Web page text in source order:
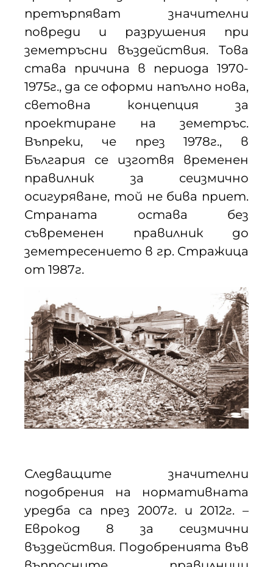
претърпяват значителни
повреди и разрушения при
земетръсни въздействия. Това
става причина в периода 1970-
1975г., да се оформи напълно нова,
световна концепция за
проектиране на земетръс.
Въпреки, че през 1978г., в
България се изготвя временен
правилник за сеизмично
осигуряване, той не бива приет.
Страната остава без
съвременен правилник до
земетресението в гр. Стражица
от 1987г.
Следващите значителни
подобрения на нормативната
уредба са през 2007г. и 2012г. –
Еврокод 8 за сеизмични
въздействия. Подобренията във